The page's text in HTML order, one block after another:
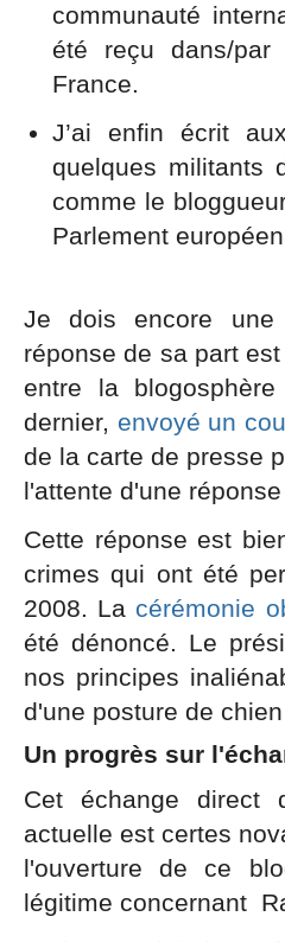
communauté
été reçu dans/
France.
J’ai enfin écrit
quelques militants
comme le
Parlement
Je dois encore une
réponse de sa part
entre la
dernier, envoyé un
de la carte de presse
l'attente d'une
Cette réponse est
crimes qui ont été
2008. La cérémonie
été dénoncé. Le
nos principes
d'une posture de
Un progrès sur
Cet échange direct
actuelle est certes
l'ouverture de ce
légitime concernant